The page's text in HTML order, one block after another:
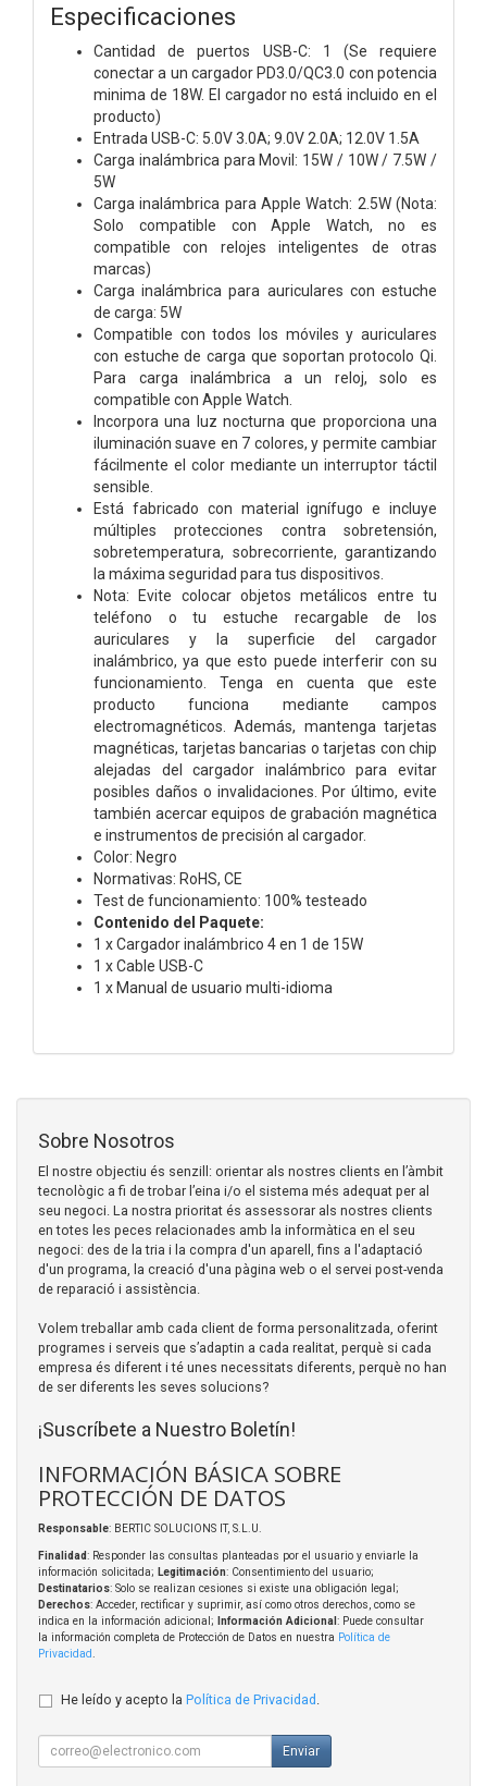
Especificaciones
Cantidad de puertos USB-C: 1 (Se requiere
conectar a un cargador PD3.0/QC3.0 con potencia
minima de 18W. El cargador no está incluido en el
producto)
Entrada USB-C: 5.0V 3.0A; 9.0V 2.0A; 12.0V 1.5A
Carga inalámbrica para Movil: 15W / 10W / 7.5W /
5W
Carga inalámbrica para Apple Watch: 2.5W (Nota:
Solo compatible con Apple Watch, no es
compatible con relojes inteligentes de otras
marcas)
Carga inalámbrica para auriculares con estuche
de carga: 5W
Compatible con todos los móviles y auriculares
con estuche de carga que soportan protocolo Qi.
Para carga inalámbrica a un reloj, solo es
compatible con Apple Watch.
Incorpora una luz nocturna que proporciona una
iluminación suave en 7 colores, y permite cambiar
fácilmente el color mediante un interruptor táctil
sensible.
Está fabricado con material ignífugo e incluye
múltiples protecciones contra sobretensión,
sobretemperatura, sobrecorriente, garantizando
la máxima seguridad para tus dispositivos.
Nota: Evite colocar objetos metálicos entre tu
teléfono o tu estuche recargable de los
auriculares y la superficie del cargador
inalámbrico, ya que esto puede interferir con su
funcionamiento. Tenga en cuenta que este
producto funciona mediante campos
electromagnéticos. Además, mantenga tarjetas
magnéticas, tarjetas bancarias o tarjetas con chip
alejadas del cargador inalámbrico para evitar
posibles daños o invalidaciones. Por último, evite
también acercar equipos de grabación magnética
e instrumentos de precisión al cargador.
Color: Negro
Normativas: RoHS, CE
Test de funcionamiento: 100% testeado
Contenido del Paquete:
1 x Cargador inalámbrico 4 en 1 de 15W
1 x Cable USB-C
1 x Manual de usuario multi-idioma
Sobre Nosotros
El nostre objectiu és senzill: orientar als nostres clients en l’àmbit
tecnològic a fi de trobar l’eina i/o el sistema més adequat per al
seu negoci. La nostra prioritat és assessorar als nostres clients
en totes les peces relacionades amb la informàtica en el seu
negoci: des de la tria i la compra d'un aparell, fins a l'adaptació
d'un programa, la creació d'una pàgina web o el servei post-venda
de reparació i assistència.
Volem treballar amb cada client de forma personalitzada, oferint
programes i serveis que s’adaptin a cada realitat, perquè si cada
empresa és diferent i té unes necessitats diferents, perquè no han
de ser diferents les seves solucions?
¡Suscríbete a Nuestro Boletín!
INFORMACIÓN BÁSICA SOBRE
PROTECCIÓN DE DATOS
Responsable: BERTIC SOLUCIONS IT, S.L.U.
Finalidad: Responder las consultas planteadas por el usuario y enviarle la
información solicitada; Legitimación: Consentimiento del usuario;
Destinatarios: Solo se realizan cesiones si existe una obligación legal;
Derechos: Acceder, rectificar y suprimir, así como otros derechos, como se
indica en la información adicional;
Información Adicional : Puede consultar
la información completa de Protección de Datos en nuestra Política de
Privacidad
He leído y acepto la Política de Privacidad
Enviar